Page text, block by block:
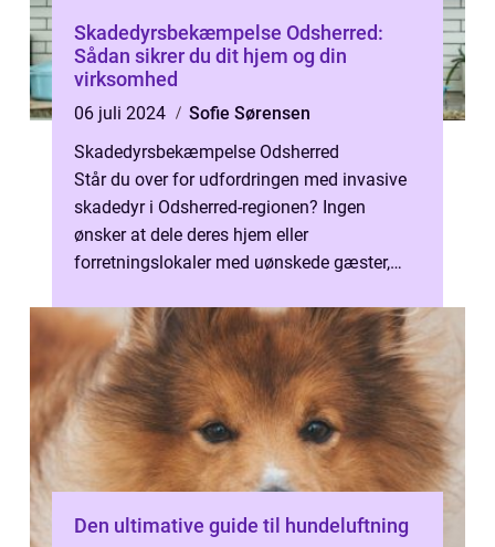
Skadedyrsbekæmpelse Odsherred:
Sådan sikrer du dit hjem og din
virksomhed
06 juli 2024
Sofie Sørensen
Skadedyrsbekæmpelse Odsherred
Står du over for udfordringen med invasive
skadedyr i Odsherred-regionen? Ingen
ønsker at dele deres hjem eller
forretningslokaler med uønskede gæster,
skadedyr. U...
Den ultimative guide til hundeluftning